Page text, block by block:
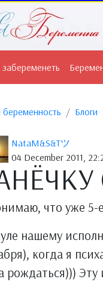
забеременеть
беременность Блоги
NataM&S&Tツ
04 December 2011,
что уже 5-
нашему
когда я
рождаться)))